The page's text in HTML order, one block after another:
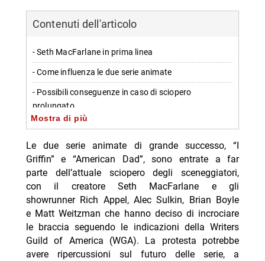
Contenuti dell'articolo
- Seth MacFarlane in prima linea
- Come influenza le due serie animate
- Possibili conseguenze in caso di sciopero
prolungato
- Rimanete connessi per ulteriori aggiornamenti
-- Scopri di più da Jump the shark
- Milan-Chelsea amichevole stasera Nove 21:30
differita
- Steven Basalari, sarà il pubblico a decidere se aprirà
un’attività: il nuovo video TikTok
- Ascolti TV 7 agosto 2026 Tim Summer Hits batte
Mostra di più
Le due serie animate di grande successo, “I
Griffin” e “American Dad”, sono entrate a far
parte dell’attuale sciopero degli sceneggiatori,
con il creatore Seth MacFarlane e gli
showrunner Rich Appel, Alec Sulkin, Brian Boyle
e Matt Weitzman che hanno deciso di incrociare
le braccia seguendo le indicazioni della Writers
Guild of America (WGA). La protesta potrebbe
avere ripercussioni sul futuro delle serie, a